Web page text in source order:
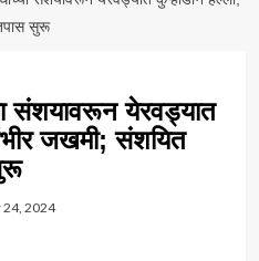
सुरू
संशयावरून येरवड्यात
जखमी; संशयित
2024